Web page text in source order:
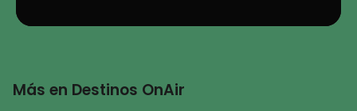
Más en Destinos OnAir